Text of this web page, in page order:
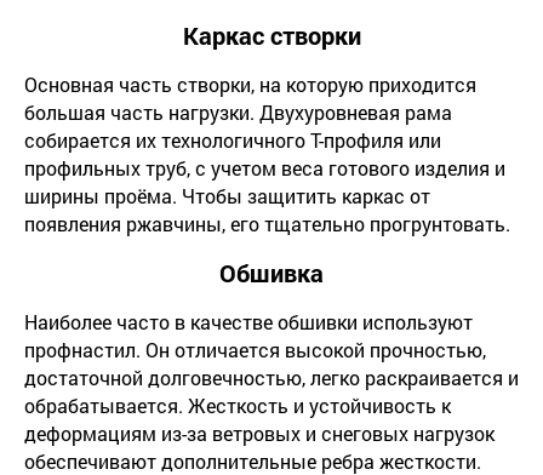
Каркас створки
Основная часть створки, на которую приходится
большая часть нагрузки. Двухуровневая рама
собирается их технологичного Т-профиля или
профильных труб, с учетом веса готового изделия и
ширины проёма. Чтобы защитить каркас от
появления ржавчины, его тщательно прогрунтовать.
Обшивка
Наиболее часто в качестве обшивки используют
профнастил. Он отличается высокой прочностью,
достаточной долговечностью, легко раскраивается и
обрабатывается. Жесткость и устойчивость к
деформациям из-за ветровых и снеговых нагрузок
обеспечивают дополнительные ребра жесткости.